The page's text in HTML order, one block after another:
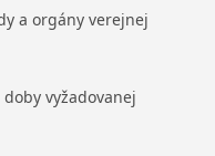
a orgány verejnej
vyžadovanej